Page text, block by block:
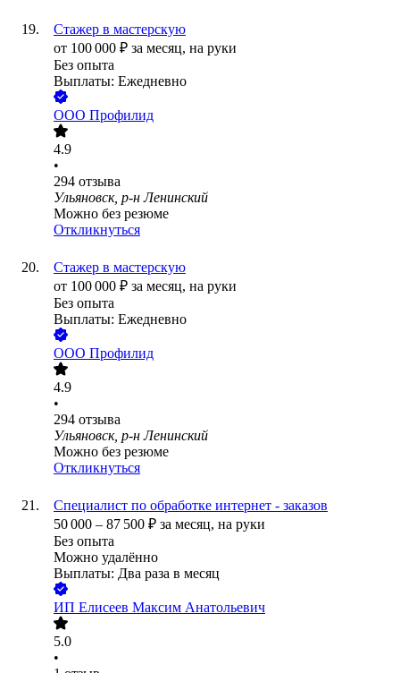
Стажер в мастерскую
от 100 000 ₽ за месяц, на руки
Без опыта
Выплаты: Ежедневно
ООО Профилид
4.9
•
294 отзыва
Ульяновск, р-н Ленинский
Можно без резюме
Откликнуться
Стажер в мастерскую
от 100 000 ₽ за месяц, на руки
Без опыта
Выплаты: Ежедневно
ООО Профилид
4.9
•
294 отзыва
Ульяновск, р-н Ленинский
Можно без резюме
Откликнуться
Специалист по обработке интернет - заказов
50 000 – 87 500 ₽ за месяц, на руки
Без опыта
Можно удалённо
Выплаты: Два раза в месяц
ИП Елисеев Максим Анатольевич
5.0
•